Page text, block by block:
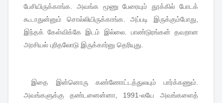
பேசியிருக்காங்க
அவங்க மூணு பேரையும் தூக்கில் போடக்
கூடாதுன்னும்
சொல்லியிருக்காங்க .அப்படி இருக்கும்போது
இந்தக் கேள்விக்கே இடம் இல்லை. பாண்டுரங்கன் தவறான
அரசியல் புரிதலோடு இருக்கார்னு தெரியுது
இதை இன்னொரு கண்ணோட்டத்துலயும் பார்க்கணும்
அவங்களுக்கு
தண்டனைன்னா, 1991-லயே
அவங்களைத்